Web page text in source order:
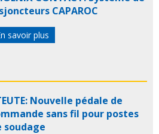
CAPAROC
savoir plus
Nouvelle pédale de
sans fil pour postes
soudage